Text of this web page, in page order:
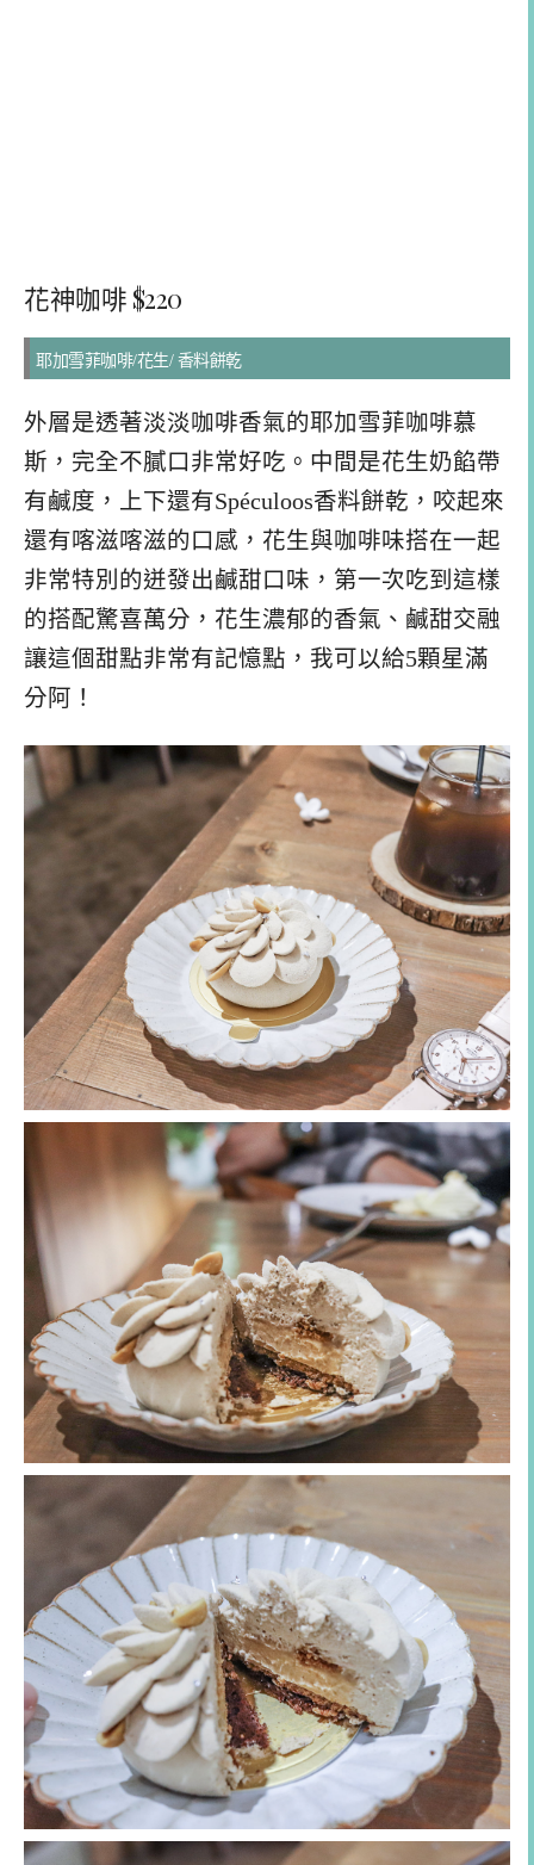
花神咖啡 $220
耶加雪菲咖啡/花生/ 香料餅乾
外層是透著淡淡咖啡香氣的耶加雪菲咖啡慕
斯，完全不膩口非常好吃。中間是花生奶餡帶
有鹹度，上下還有Spéculoos香料餅乾，咬起來
還有喀滋喀滋的口感，花生與咖啡味搭在一起
非常特別的迸發出鹹甜口味，第一次吃到這樣
的搭配驚喜萬分，花生濃郁的香氣、鹹甜交融
讓這個甜點非常有記憶點，我可以給5顆星滿
分阿！